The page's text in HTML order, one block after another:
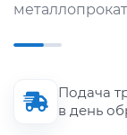
Подача
в день